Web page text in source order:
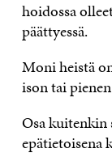
hoidossa
päättyessä.
Moni heistä
ison tai
Osa kuitenkin
epätietoisena